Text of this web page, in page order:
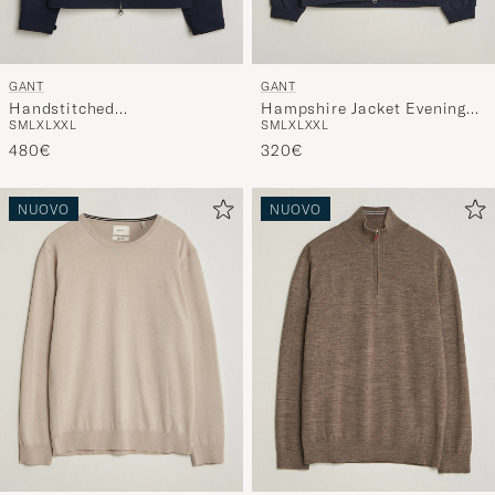
GANT
Handstitched
Wool/Cashmere Jacket
Evening Blue
SMLXLXXL
480€
GANT
Hampshire Jacket Evening
Blue
SMLXLXXL
320€
NUOVO NUOVO